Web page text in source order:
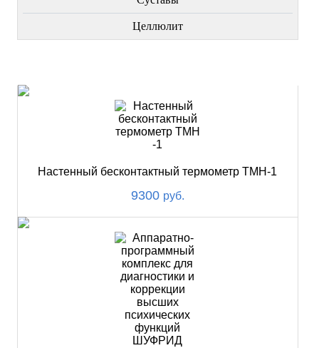
Целлюлит
Настенный бесконтактный термометр ТМН-1
9300 руб.